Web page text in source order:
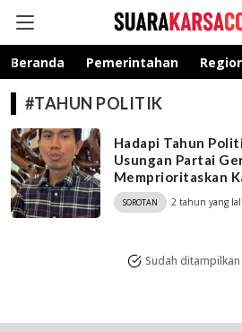
suarakarsa.com
Informasi terpercaya
Beranda Pemerintahan
#TAHUN POLITIK
Hadapi Tahun
Usungan Partai
Memprioritaskan
SOROTAN 2 tahun yang
Sudah